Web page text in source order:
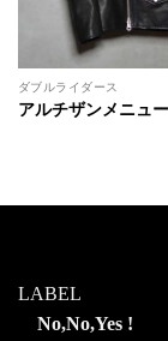
ダブルライダース
アルチザンメニュ
LABEL
No,No,Yes !